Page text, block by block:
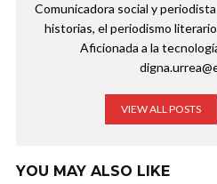
Comunicadora social y
historias, el periodismo
Aficionada a la
VIEW ALL POSTS
YOU MAY ALSO LIKE